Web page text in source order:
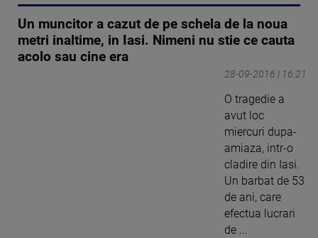
Un muncitor a cazut de pe schela de la noua
metri inaltime, in Iasi. Nimeni nu stie ce cauta
acolo sau cine era
28-09-2016 | 16:21
O tragedie a
avut loc
miercuri dupa-
amiaza, intr-o
cladire din Iasi.
Un barbat de 53
de ani, care
efectua lucrari
de ...